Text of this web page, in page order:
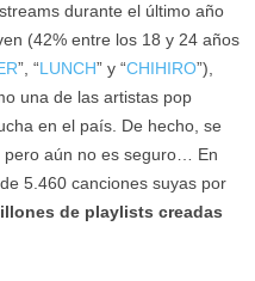
durante el último año
(42% entre los 18 y 24 años
”, “LUNCH” y “CHIHIRO”),
una de las artistas pop
en el país. De hecho, se
aún no es seguro… En
5.460 canciones suyas por
de playlists creadas